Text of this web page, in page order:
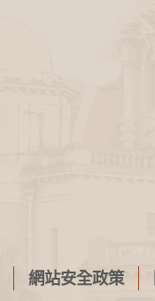
網站安全政策